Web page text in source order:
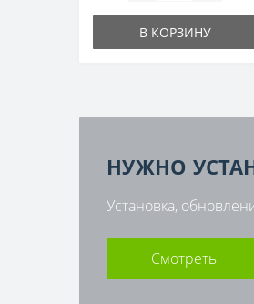
В КОРЗИНУ
НУЖНО
Установка,
Смотреть